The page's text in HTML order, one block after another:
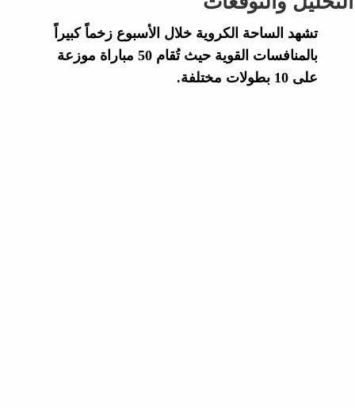
تشهد الساحة الكروية خلال الأسبوع زخماً كبيراً
بالمنافسات القوية حيث تُقام 50 مباراة موزعة
على 10 بطولات مختلفة.